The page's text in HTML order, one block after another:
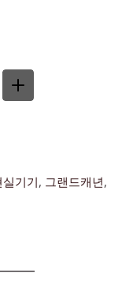
기기, 그랜드캐년